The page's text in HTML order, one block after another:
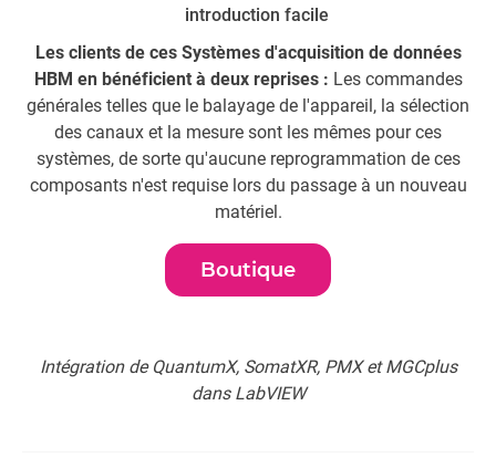
introduction facile
Les clients de ces Systèmes d'acquisition de données
HBM en bénéficient à deux reprises : Les commandes
générales telles que le balayage de l'appareil, la sélection
des canaux et la mesure sont les mêmes pour ces
systèmes, de sorte qu'aucune reprogrammation de ces
composants n'est requise lors du passage à un nouveau
matériel.
Boutique
Intégration de QuantumX, SomatXR, PMX et MGCplus
dans LabVIEW